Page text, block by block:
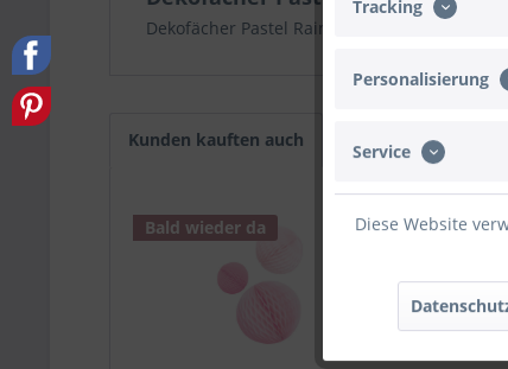
Dekofächer Pastel Rainbow Papier 3 Stück
Kunden kauften auch Kunden haben
Bald wieder da Bald
Tracking
Personalisierung
Service
Diese Website